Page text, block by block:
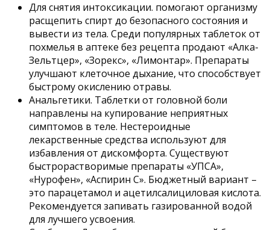
Для снятия интоксикации. помогают организму
расщепить спирт до безопасного состояния и
вывести из тела. Среди популярных таблеток от
похмелья в аптеке без рецепта продают «Алка-
Зельтцер», «Зорекс», «Лимонтар». Препараты
улучшают клеточное дыхание, что способствует
быстрому окислению отравы.
Анальгетики. Таблетки от головной боли
направлены на купирование неприятных
симптомов в теле. Нестероидные
лекарственные средства используют для
избавления от дискомфорта. Существуют
быстрорастворимые препараты «УПСА»,
«Нурофен», «Аспирин С». Бюджетный вариант –
это парацетамол и ацетилсалициловая кислота.
Рекомендуется запивать газированной водой
для лучшего усвоения.